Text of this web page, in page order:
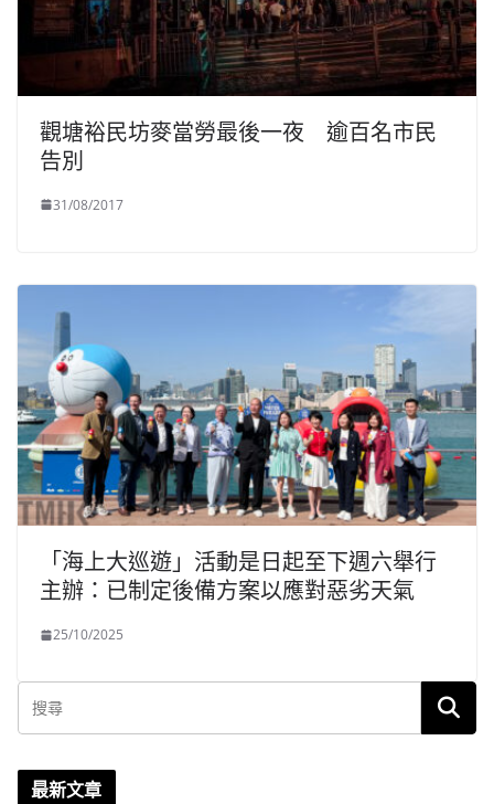
觀塘裕民坊麥當勞最後一夜 逾百名市民
告別
31/08/2017
「海上大巡遊」活動是日起至下週六舉行
主辦：已制定後備方案以應對惡劣天氣
25/10/2025
最新文章